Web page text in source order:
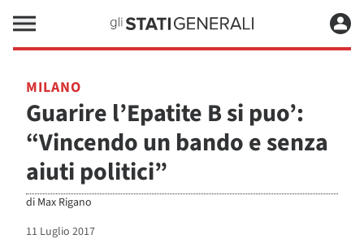
MILANO
Guarire l’Epatite B si puo’:
“Vincendo un bando e senza
aiuti politici”
di Max Rigano
11 Luglio 2017